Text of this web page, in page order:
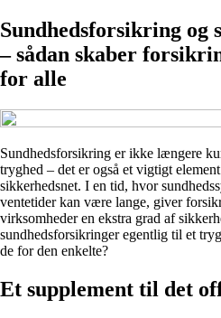
Sundhedsforsikring og
– sådan skaber
for alle
Sundhedsforsikring er ikke længere
tryghed – det er også et vigtigt
sikkerhedsnet. I en tid, hvor
ventetider kan være lange, giver
virksomheder en ekstra grad af
sundhedsforsikringer egentlig til et
de for den enkelte?
Et supplement til det